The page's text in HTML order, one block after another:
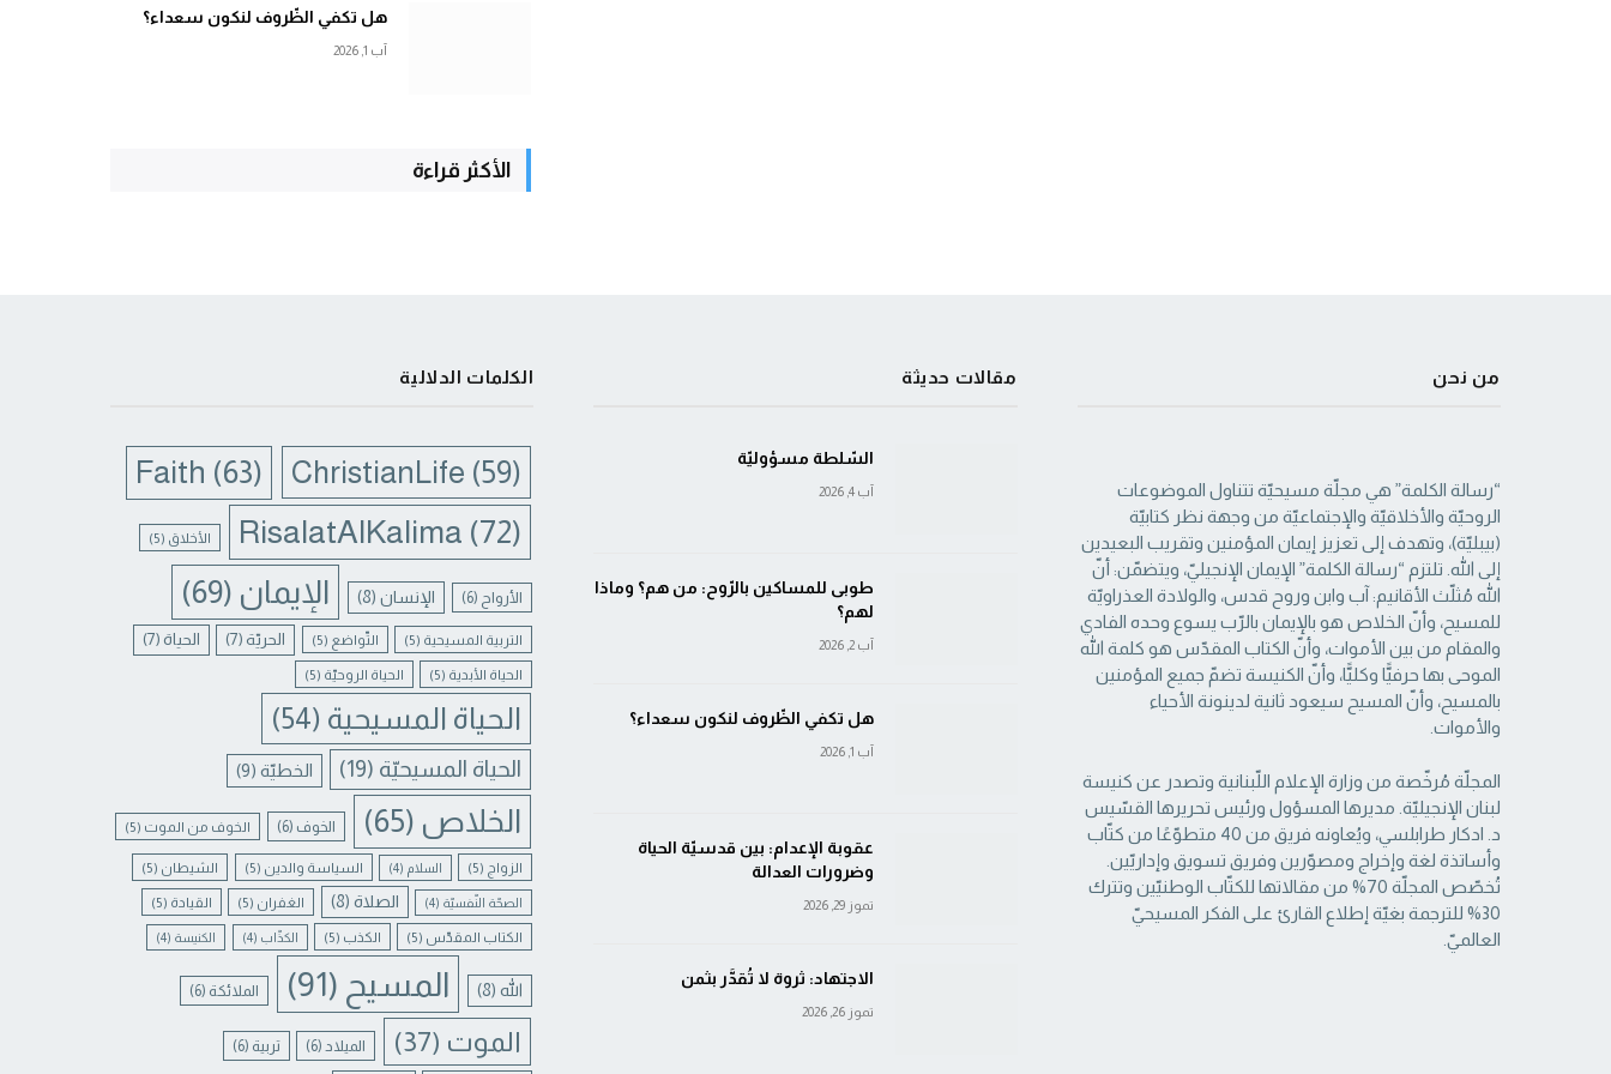
هل تكفي الظّروف لنكون سعداء؟
آب 1, 2026
الأكثر قراءة
من نحن
“رسالة الكلمة” هي مجلّة مسيحيّة تتناول الموضوعات
الروحيّة والأخلاقيّة والإجتماعيّة من ‏وجهة نظر كتابيّة
(بيبليّة)، وتهدف إلى تعزيز إيمان المؤمنين وتقريب البعيدين
إلى الله. تلتزم “رسالة ‏الكلمة” الإيمان الإنجيليّ، ويتضمّن: أنّ
الله مُثلّث الأقانيم: آب وابن وروح قدس، والولادة العذراويّة
‏للمسيح، وأنّ الخلاص هو بالإيمان بالرّب يسوع وحده الفادي
والمقام من بين الأموات، وأنّ الكتاب ‏المقدّس هو كلمة الله
الموحى بها حرفيًّا وكليًّا، وأنّ الكنيسة تضمّ جميع المؤمنين
بالمسيح، وأنّ المسيح ‏سيعود ثانية لدينونة الأحياء
والأموات. ‏
المجلّة مُرخّصة من وزارة الإعلام اللّبنانية وتصدر عن كنيسة
لبنان الإنجيليّة. مديرها المسؤول ‏ورئيس تحريرها القسّيس
د. ادكار طرابلسي، ويُعاونه فريق من 40 متطوّعًا من كتّاب
وأساتذة لغة ‏وإخراج ومصوّرين وفريق تسويق وإداريّين.
تُخصّص المجلّة 70% من مقالاتها للكتّاب الوطنيّين ‏وتترك
30% للترجمة بغيّة إطلاع القارئ على الفكر المسيحيّ
العالميّ.‏
مقالات حديثة
السّلطة مسؤوليّة
آب 4, 2026
طوبى للمساكين بالرّوح: من هم؟ وماذا
لهم؟
آب 2, 2026
هل تكفي الظّروف لنكون سعداء؟
آب 1, 2026
عقوبة الإعدام: بين قدسيّة الحياة
وضرورات العدالة
تموز 29, 2026
الاجتهاد: ثروة لا تُقدَّر بثمن
تموز 26, 2026
الكلمات الدلالية
ChristianLife (59)
Faith (63)
RisalatAlKalima (72) الأخلاق (5)
الأرواح (6) الإنسان(8) الإيمان (69)
التربية المسيحية (5) التّواضع (5) الحريّة (7) الحياة (7)
الحياة الأبدية (5) الحياة الروحيّة (5)
الحياة المسيحية (54)
الحياة المسيحيّة (19) الخطيّة(9)
الخلاص (65) الخوف (6) الخوف من الموت (5)
الزواج (5) السلام (4) السياسة والدين (5) الشيطان (5)
الصحّة النّفسيّة (4) الصلاة (8) الغفران (5) القيادة (5)
الكتاب المقدّس (5) الكذب (5) الكذّاب (4) الكنيسة (4)
الله (8) المسيح (91) الملائكة (6)
الموت (37) الميلاد (6) تربية (6)